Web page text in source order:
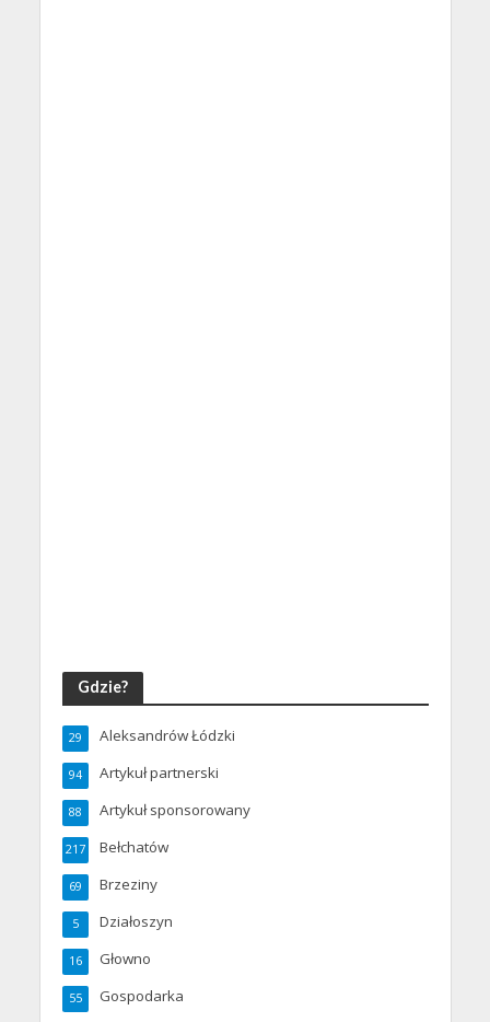
Gdzie?
Aleksandrów Łódzki
29
Artykuł partnerski
94
Artykuł sponsorowany
88
Bełchatów
217
Brzeziny
69
Działoszyn
5
Głowno
16
Gospodarka
55